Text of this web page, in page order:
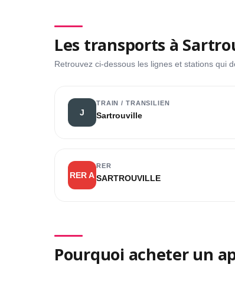
Les transports à
Retrouvez ci-dessous les lignes et stations qui
J
TRAIN / TRANSILIEN
Sartrouville
RER A
RER
SARTROUVILLE
Pourquoi acheter un